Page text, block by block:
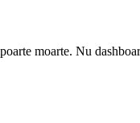
moarte. Nu